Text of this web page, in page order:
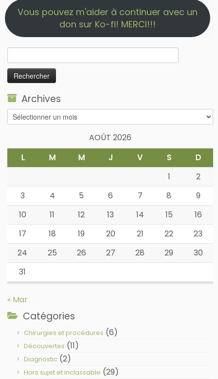
Vous pouvez m'aider à continuer avec un
don sur Ko-fi! MERCI!!!
Archives
Archives
AOÛT 2026
L
M M J V S
D
1
2
3
4 5 6 7 8
9
10
11 12 13 14 15
16
17
18 19 20 21 22
23
24
25 26 27 28 29
30
31
« Mar
Catégories
Chirurgies et procédures (6)
Découvertes (11)
Diagnostic (2)
Hors sujet et inclassable (29)